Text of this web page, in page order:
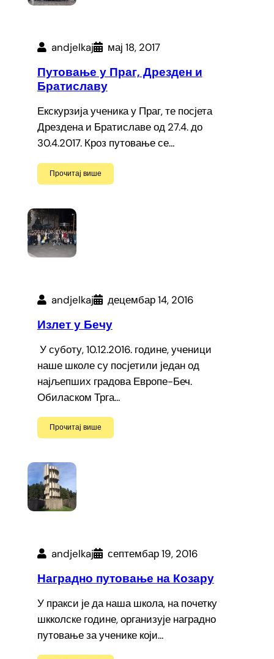
andjelkaj мај 18, 2017
Путовање у Праг, Дрезден и
Братиславу
Екскурзија ученика у Праг, те посјета
Дрездена и Братиславе од 27.4. до
30.4.2017. Кроз путовање се…
Прочитај више
andjelkaj децембар 14, 2016
Излет у Бечу
У суботу, 10.12.2016. године, ученици
наше школе су посјетили један од
најљепших градова Европе-Беч.
Обиласком Трга…
Прочитај више
andjelkaj септембар 19, 2016
Наградно путовање на Козару
У пракси је да наша школа, на почетку
шкколске године, организује наградно
путовање за ученике који…